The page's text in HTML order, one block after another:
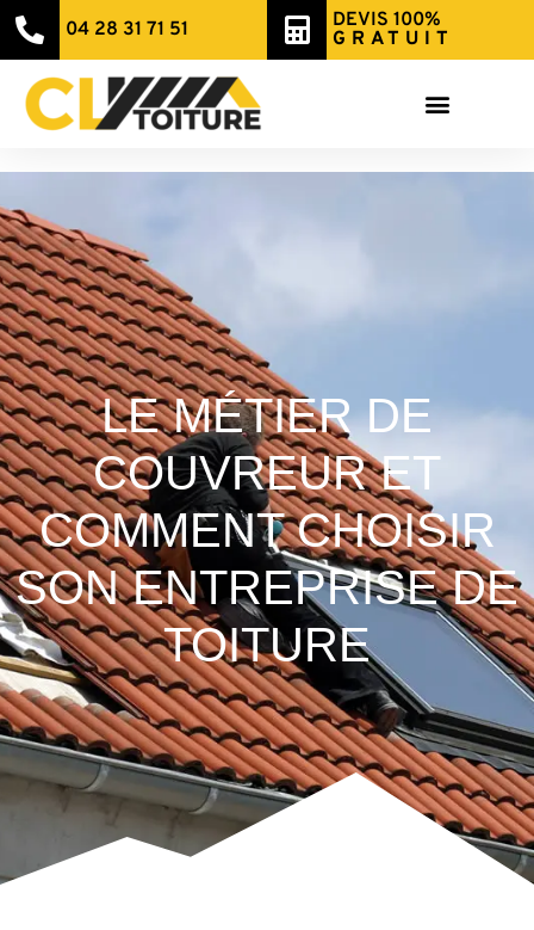
LE MÉTIER DE
COUVREUR ET
COMMENT CHOISIR
SON ENTREPRISE DE
TOITURE
04 28 31 71 51
DEVIS 100%
GRATUIT